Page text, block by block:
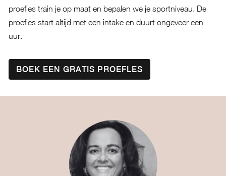
proefles train je op maat en bepalen we je sportniveau. De
proefles start altijd met een intake en duurt ongeveer een
uur.
BOEK EEN GRATIS PROEFLES